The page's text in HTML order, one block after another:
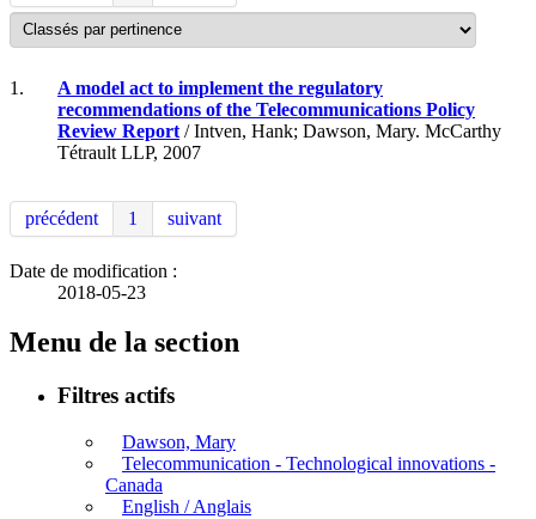
1.
A model act to implement the regulatory
recommendations of the Telecommunications Policy
Review Report / Intven, Hank; Dawson, Mary. McCarthy
Tétrault LLP, 2007
précédent 1 suivant
Date de modification :
2018-05-23
Menu de la section
Filtres actifs
Dawson, Mary
Telecommunication - Technological innovations -
Canada
English / Anglais